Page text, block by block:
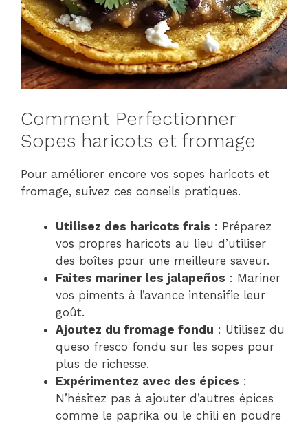
Comment Perfectionner
Sopes haricots et fromage
Pour améliorer encore vos sopes haricots et
fromage, suivez ces conseils pratiques.
Utilisez des haricots frais : Préparez
vos propres haricots au lieu d’utiliser
des boîtes pour une meilleure saveur.
Faites mariner les jalapeños : Mariner
vos piments à l’avance intensifie leur
goût.
Ajoutez du fromage fondu : Utilisez du
queso fresco fondu sur les sopes pour
plus de richesse.
Expérimentez avec des épices :
N’hésitez pas à ajouter d’autres épices
comme le paprika ou le chili en poudre